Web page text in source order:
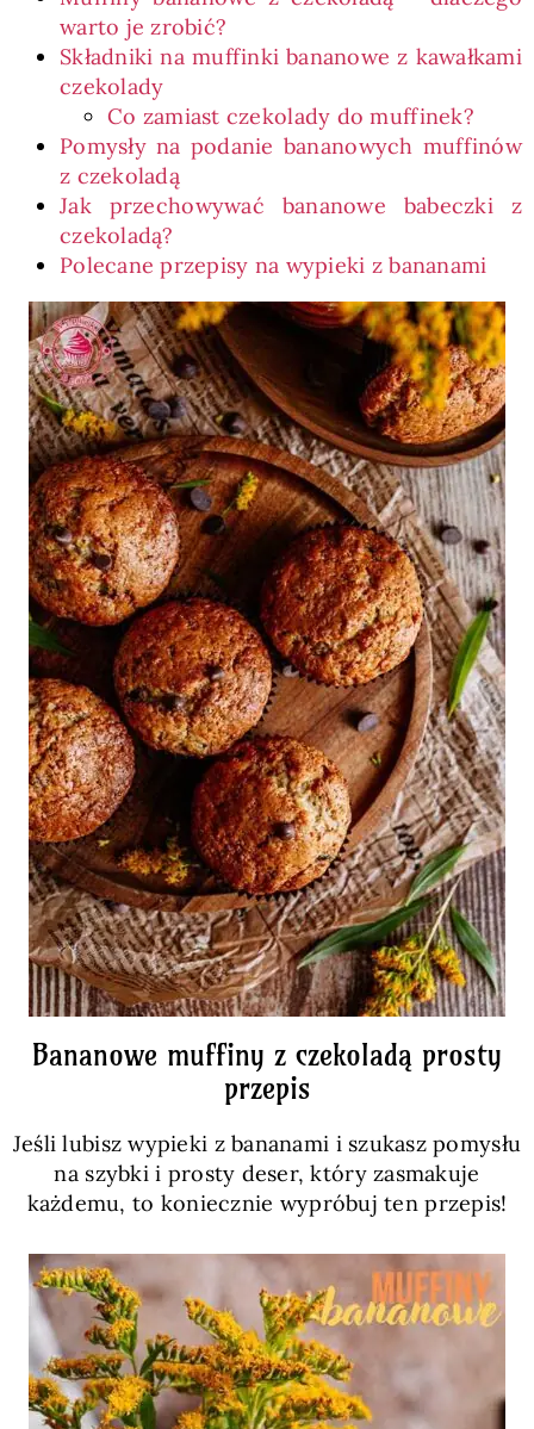
warto je zrobić?
Składniki na muffinki bananowe z kawałkami
czekolady
Co zamiast czekolady do muffinek?
Pomysły na podanie bananowych muffinów
z czekoladą
Jak przechowywać bananowe babeczki z
czekoladą?
Polecane przepisy na wypieki z bananami
Bananowe muffiny z czekoladą prosty
przepis
Jeśli lubisz wypieki z bananami i szukasz pomysłu
na szybki i prosty deser, który zasmakuje
każdemu, to koniecznie wypróbuj ten przepis!